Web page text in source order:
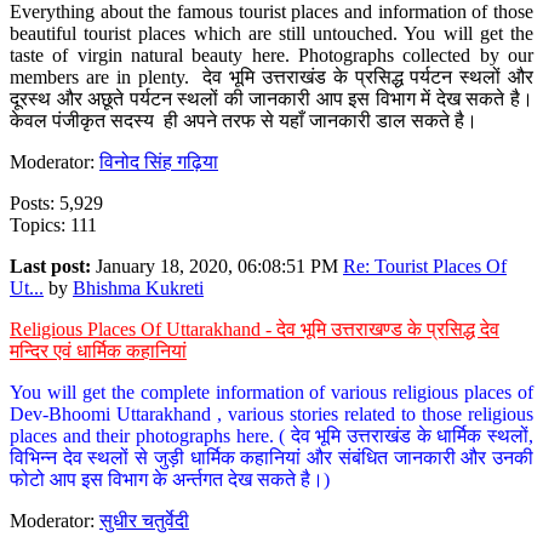
Everything about the famous tourist places and information of those
beautiful tourist places which are still untouched. You will get the
taste of virgin natural beauty here. Photographs collected by our
members are in plenty. देव भूमि उत्तराखंड के प्रसिद्ध पर्यटन स्थलों और
दूरस्थ और अछूते पर्यटन स्थलों की जानकारी आप इस विभाग में देख सकते है।
केवल पंजीकृत सदस्य ही अपने तरफ से यहाँ जानकारी डाल सकते है।
Moderator:विनोद सिंह गढ़िया
Posts: 5,929
Topics: 111
Last post: January 18, 2020, 06:08:51 PM Re: Tourist Places Of
Ut... by Bhishma Kukreti
Religious Places Of Uttarakhand - देव भूमि उत्तराखण्ड के प्रसिद्ध देव
मन्दिर एवं धार्मिक कहानियां
You will get the complete information of various religious places of
Dev-Bhoomi Uttarakhand , various stories related to those religious
places and their photographs here. ( देव भूमि उत्तराखंड के धार्मिक स्थलों,
विभिन्न देव स्थलों से जुड़ी धार्मिक कहानियां और संबंधित जानकारी और उनकी
फोटो आप इस विभाग के अर्न्तगत देख सकते है।)
Moderator:सुधीर चतुर्वेदी